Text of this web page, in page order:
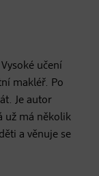
učení
makléř. Po
Je autor
už má několik
a věnuje se